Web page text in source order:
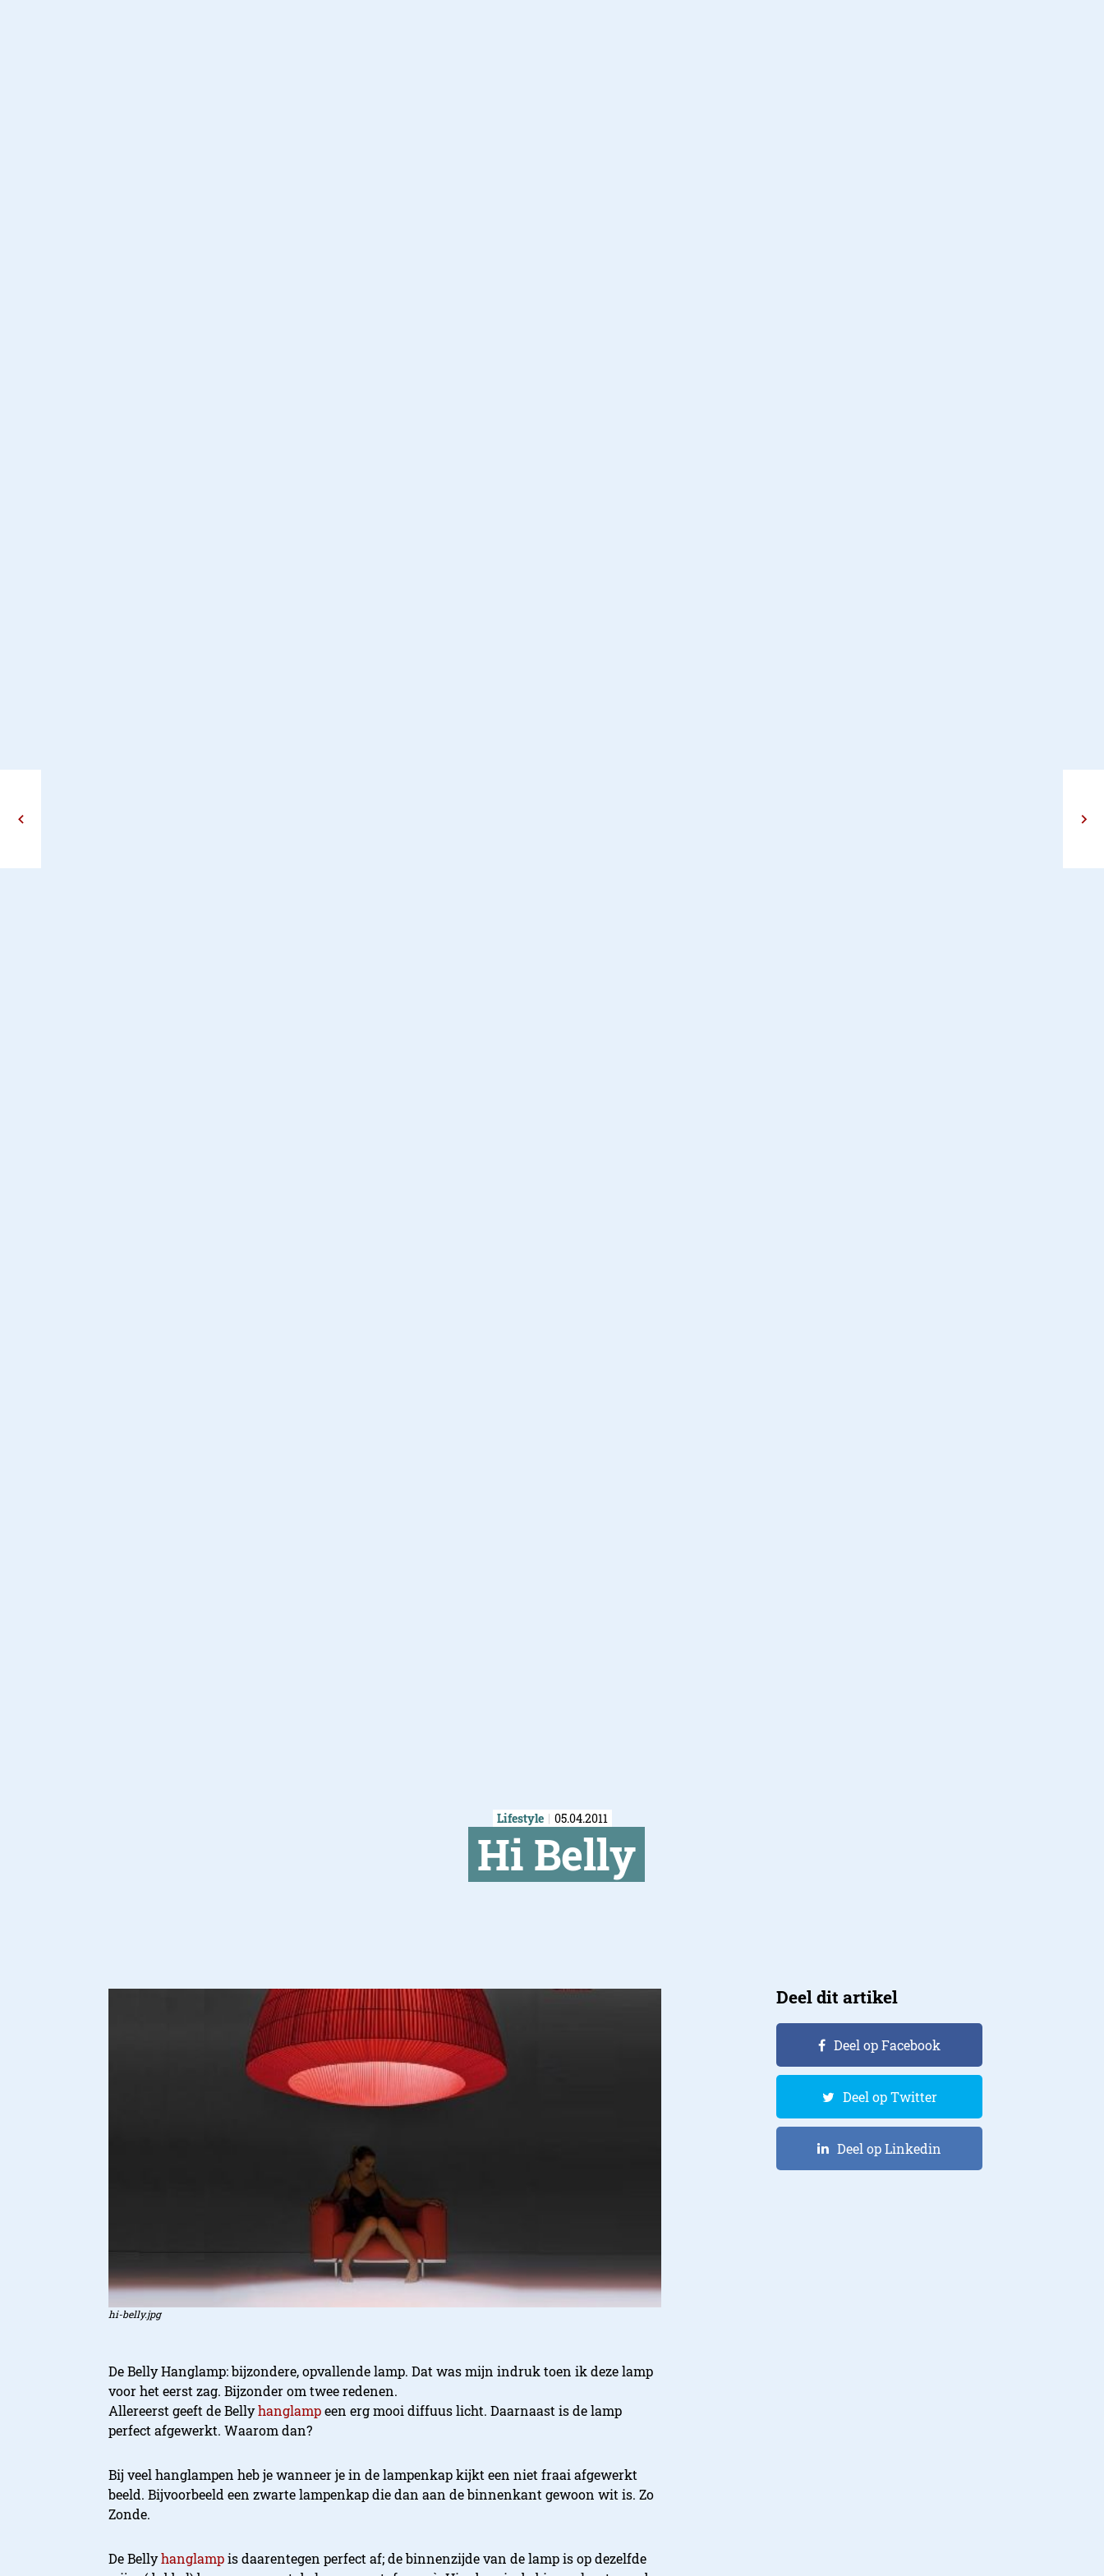
Lifestyle 05.04.2011
Hi Belly
hi-belly.jpg
De Belly Hanglamp: bijzondere, opvallende lamp. Dat was mijn indruk toen ik deze lamp
voor het eerst zag. Bijzonder om twee redenen.
Allereerst geeft de Bellyhanglampeen erg mooi diffuus licht. Daarnaast is de lamp
perfect afgewerkt. Waarom dan?
Bij veel hanglampen heb je wanneer je in de lampenkap kijkt een niet fraai afgewerkt
beeld. Bijvoorbeeld een zwarte lampenkap die dan aan de binnenkant gewoon wit is. Zo
Zonde.
De Bellyhanglampis daarentegen perfect af; de binnenzijde van de lamp is op dezelfde
Deel dit artikel
Deel op Facebook
Deel op Twitter
Deel op Linkedin